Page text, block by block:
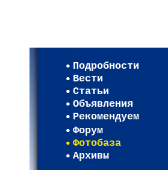
Подробности
Вести
Статьи
Объявления
Рекомендуем
Форум
Фотобаза
Архивы